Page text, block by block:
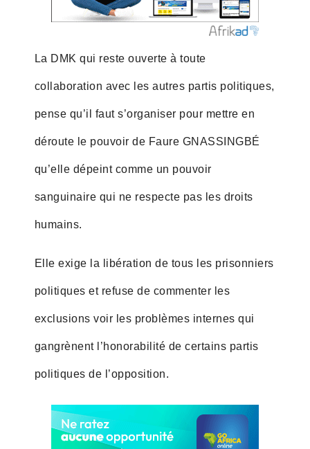
La DMK qui reste ouverte à toute
collaboration avec les autres partis politiques,
pense qu’il faut s’organiser pour mettre en
déroute le pouvoir de Faure GNASSINGBÉ
qu’elle dépeint comme un pouvoir
sanguinaire qui ne respecte pas les droits
humains.
Elle exige la libération de tous les prisonniers
politiques et refuse de commenter les
exclusions voir les problèmes internes qui
gangrènent l’honorabilité de certains partis
politiques de l’opposition.